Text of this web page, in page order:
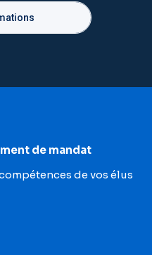
de mandat
de vos élus